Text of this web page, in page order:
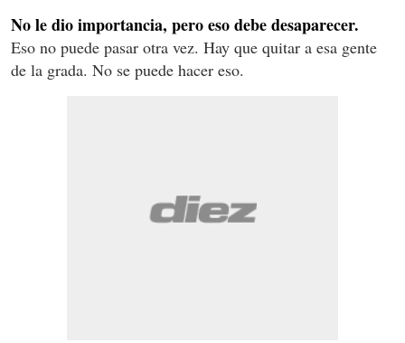
No le dio importancia, pero eso debe desaparecer.
Eso no puede pasar otra vez. Hay que quitar a esa gente
de la grada. No se puede hacer eso.